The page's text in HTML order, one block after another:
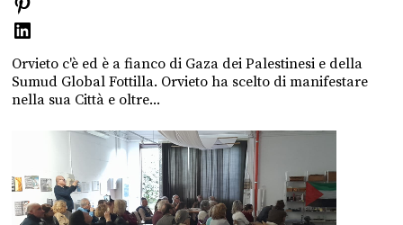
Orvieto c'è ed è a fianco di Gaza dei Palestinesi e della
Sumud Global Fottilla. Orvieto ha scelto di manifestare
nella sua Città e oltre...